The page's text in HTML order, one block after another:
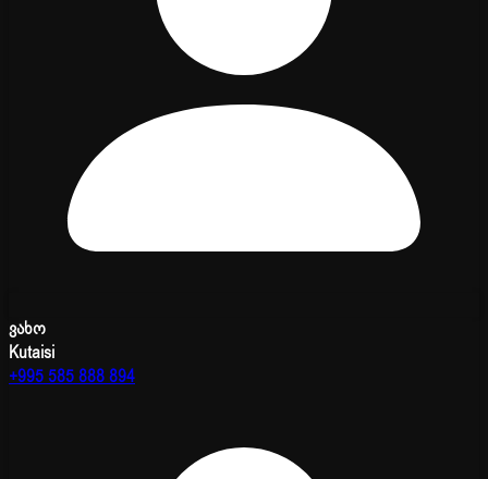
ვახო
Kutaisi
+995 585 888 894